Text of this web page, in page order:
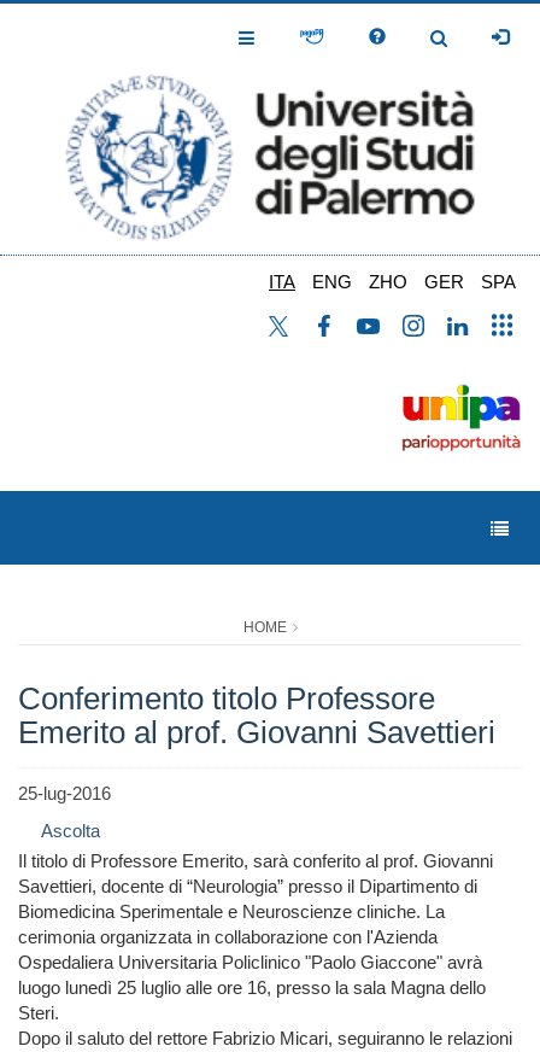
Toggle
Toggle
ITA ENG ZHO GER SPA
HOME
Conferimento titolo Professore
Emerito al prof. Giovanni Savettieri
25-lug-2016
Ascolta
Il titolo di Professore Emerito, sarà conferito al prof. Giovanni
Savettieri, docente di “Neurologia” presso il Dipartimento di
Biomedicina Sperimentale e Neuroscienze cliniche. La
cerimonia organizzata in collaborazione con l'Azienda
Ospedaliera Universitaria Policlinico "Paolo Giaccone" avrà
luogo lunedì 25 luglio alle ore 16, presso la sala Magna dello
Steri.
Dopo il saluto del rettore Fabrizio Micari, seguiranno le relazioni